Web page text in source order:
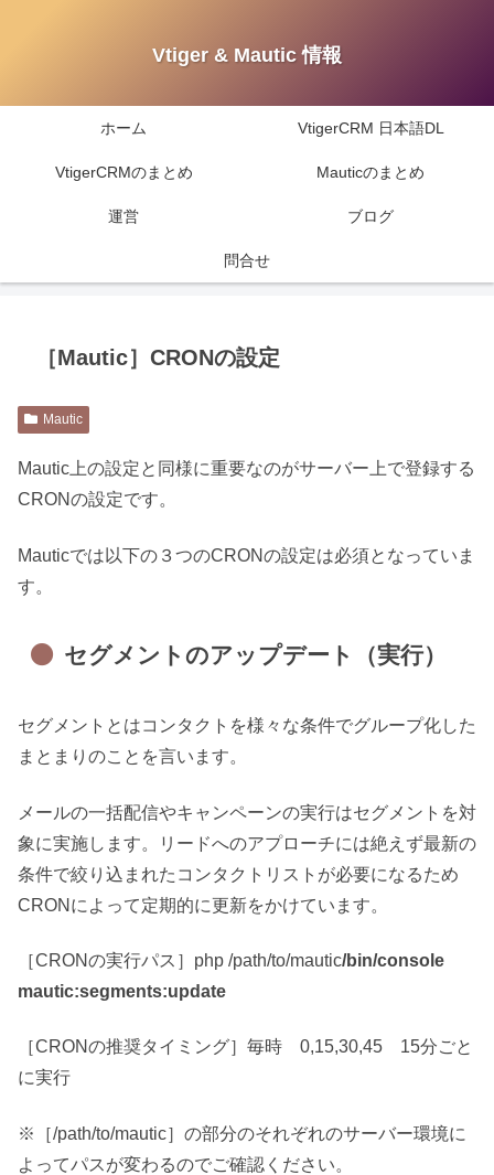
Vtiger & Mautic 情報
ホーム VtigerCRM 日本語DL
VtigerCRMのまとめ Mauticのまとめ
運営 ブログ
問合せ
［Mautic］CRONの設定
Mautic
Mautic上の設定と同様に重要なのがサーバー上で登録する
CRONの設定です。
Mauticでは以下の３つのCRONの設定は必須となっていま
す。
セグメントのアップデート（実行）
セグメントとはコンタクトを様々な条件でグループ化した
まとまりのことを言います。
メールの一括配信やキャンペーンの実行はセグメントを対
象に実施します。リードへのアプローチには絶えず最新の
条件で絞り込まれたコンタクトリストが必要になるため
CRONによって定期的に更新をかけています。
［CRONの実行パス］php /path/to/mautic/bin/console
mautic:segments:update
［CRONの推奨タイミング］毎時 0,15,30,45 15分ごと
に実行
※［/path/to/mautic］の部分のそれぞれのサーバー環境に
よってパスが変わるのでご確認ください。